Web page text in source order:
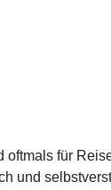
oftmals für
und